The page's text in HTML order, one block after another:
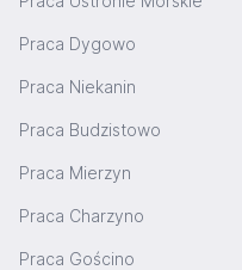
Praca Dygowo
Praca Niekanin
Praca Budzistowo
Praca Mierzyn
Praca Charzyno
Praca Gościno